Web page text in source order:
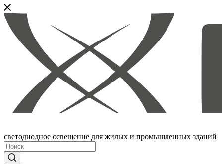
светодиодное освещение для жилых и промышленных зданий